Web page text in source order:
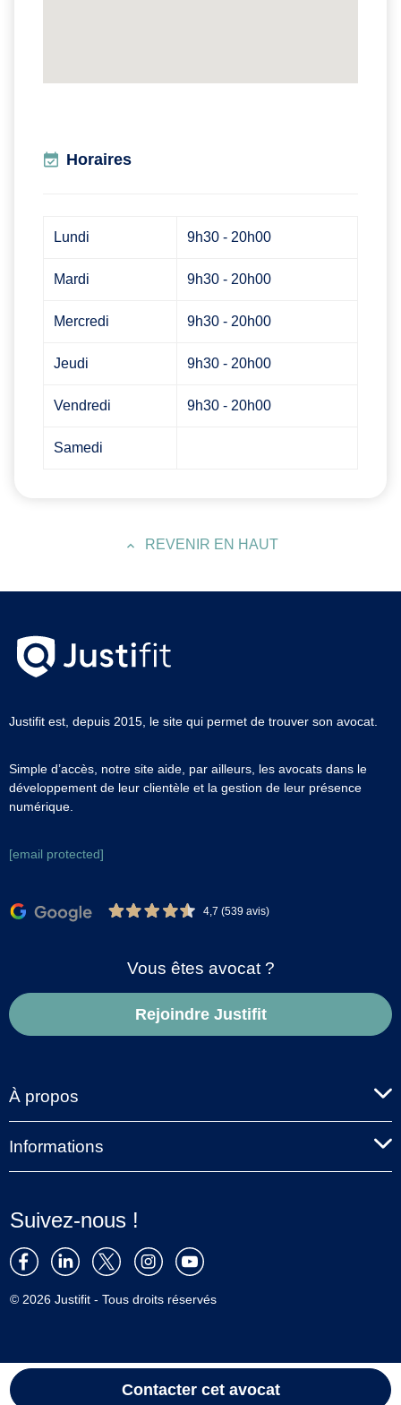
Horaires
Lundi 9h30 - 20h00
Mardi 9h30 - 20h00
Mercredi 9h30 - 20h00
Jeudi 9h30 - 20h00
Vendredi 9h30 - 20h00
Samedi
REVENIR EN HAUT
Contacter cet avocat
Justifit est, depuis 2015, le site qui permet de trouver son avocat.
Simple d’accès, notre site aide, par ailleurs, les avocats dans le
développement de leur clientèle et la gestion de leur présence
numérique.
[email protected]
4,7 (539 avis)
Vous êtes avocat ?
Rejoindre Justifit
À propos
Informations
Suivez-nous !
© 2026 Justifit - Tous droits réservés